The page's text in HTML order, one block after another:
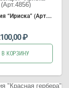
“Ириска” (Арт.4856)
₽
В КОРЗИНУ